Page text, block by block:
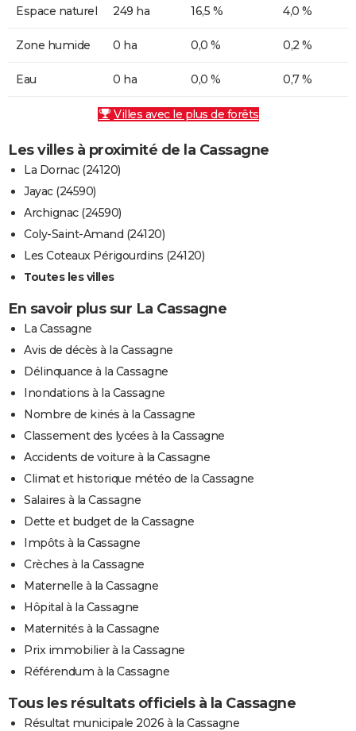
Espace naturel 249 ha 16,5 % 4,0 %
Zone humide 0 ha 0,0 % 0,2 %
Eau 0 ha 0,0 % 0,7 %
Villes avec le plus de forêts
Les villes à proximité de la Cassagne
La Dornac (24120)
Jayac (24590)
Archignac (24590)
Coly-Saint-Amand (24120)
Les Coteaux Périgourdins (24120)
Toutes les villes
En savoir plus sur La Cassagne
La Cassagne
Avis de décès à la Cassagne
Délinquance à la Cassagne
Inondations à la Cassagne
Nombre de kinés à la Cassagne
Classement des lycées à la Cassagne
Accidents de voiture à la Cassagne
Climat et historique météo de la Cassagne
Salaires à la Cassagne
Dette et budget de la Cassagne
Impôts à la Cassagne
Crèches à la Cassagne
Maternelle à la Cassagne
Hôpital à la Cassagne
Maternités à la Cassagne
Prix immobilier à la Cassagne
Référendum à la Cassagne
Tous les résultats officiels à la Cassagne
Résultat municipale 2026 à la Cassagne